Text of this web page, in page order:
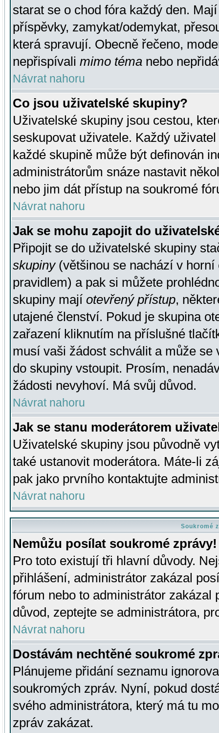
starat se o chod fóra každý den.
příspěvky, zamykat/odemykat,
která spravují. Obecně řečeno,
nepřispívali mimo téma nebo
Návrat nahoru
Co jsou uživatelské skupiny?
Uživatelské skupiny jsou cestou,
seskupovat uživatele. Každý
každé skupině může být definován
administrátorům snáze nastavit
nebo jim dát přístup na soukromé
Návrat nahoru
Jak se mohu zapojit do
Připojit se do uživatelské skupiny
skupiny(většinou se nachází v horní
pravidlem) a pak si můžete
skupiny mají otevřený přístup,
utajené členství. Pokud je skupina
zařazení kliknutím na příslušné
musí vaši žádost schválit a může se
do skupiny vstoupit. Prosím,
žádosti nevyhoví. Má svůj důvod.
Návrat nahoru
Jak se stanu moderátorem
Uživatelské skupiny jsou původně
také ustanovit moderátora. Máte-li
pak jako prvního kontaktujte
Návrat nahoru
Soukromé
Nemůžu posílat soukromé zprávy!
Pro toto existují tři hlavní důvody.
přihlášení, administrátor zakázal
fórum nebo to administrátor zakázal
důvod, zeptejte se administrátora,
Návrat nahoru
Dostávám nechtěné soukromé
Plánujeme přidání seznamu
soukromých zpráv. Nyní, pokud
svého administrátora, který má tu
zpráv zakázat.